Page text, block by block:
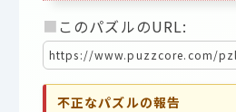
■ このパズルのURL:
不正なパズルの報告